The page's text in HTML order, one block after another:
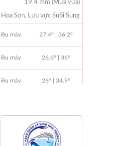
707/TB-VNT: Kết Quả
Tổ Chức Đấu Giá Tài
Nước Cứu Hộ VNT
TB-VNT: Kết Quả
Tổ Chức Đấu Giá Tài
200CV VNT 02 Biển
18/05/2026 Của
Nha Trang Về Việc
Đấu Giá Tài Sản